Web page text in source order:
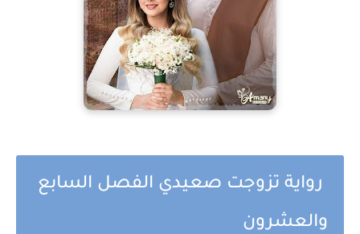
رواية تزوجت صعيدي الفصل السابع
والعشرون